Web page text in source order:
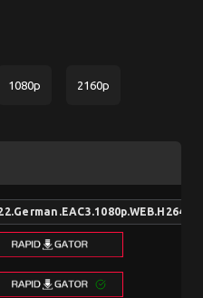
1080p 2160p